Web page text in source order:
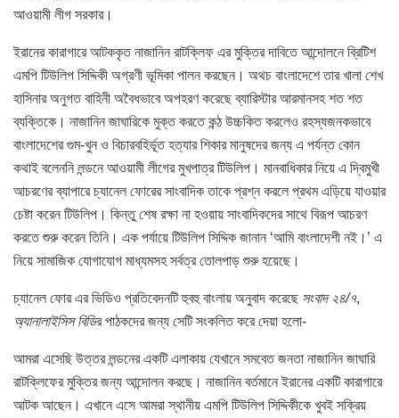
আওয়ামী লীগ সরকার।
ইরানের কারাগারে আটককৃত নাজানিন রাটক্লিফ এর মুক্তির দাবিতে আন্দোলনে ব্রিটিশ
এমপি টিউলিপ সিদ্দিকী অগ্রণী ভূমিকা পালন করছেন। অথচ বাংলাদেশে তার খালা শেখ
হাসিনার অনুগত বাহিনী অবৈধভাবে অপহরণ করেছে ব্যারিস্টার আরমানসহ শত শত
ব্যক্তিকে। নাজানিন জাঘারিকে মুক্ত করতে কন্ঠ উচ্চকিত করলেও রহস্যজনকভাবে
বাংলাদেশের গুম-খুন ও বিচারবহির্ভূত হত্যার শিকার মানুষদের জন্য এ পর্যন্ত কোন
কথাই বলেননি লন্ডনে আওয়ামী লীগের মুখপাত্র টিউলিপ। মানবাধিকার নিয়ে এ দ্বিমুখী
আচরণের ব্যাপারে চ্যানেল ফোরের সাংবাদিক তাকে প্রশ্ন করলে প্রথম এড়িয়ে যাওয়ার
চেষ্টা করেন টিউলিপ। কিন্তু শেষ রক্ষা না হওয়ায় সাংবাদিকদের সাথে বিরূপ আচরণ
করতে শুরু করেন তিনি। এক পর্যায়ে টিউলিপ সিদ্দিক জানান ‘আমি বাংলাদেশী নই।’ এ
নিয়ে সামাজিক যোগাযোগ মাধ্যমসহ সর্বত্র তোলপাড় শুরু হয়েছে।
চ্যানেল ফোর এর ভিডিও প্রতিবেদনটি হুবহু বাংলায় অনুবাদ করেছে সংবাদ ২৪/৭,
অ্যানালাইসিস বিডির পাঠকদের জন্য সেটি সংকলিত করে দেয়া হলো-
আমরা এসেছি উত্তর লন্ডনের একটি এলাকায় যেখানে সমবেত জনতা নাজানিন জাঘারি
রাটক্লিফের মুক্তির জন্য আন্দোলন করছে। নাজানিন বর্তমানে ইরানের একটি কারাগারে
আটক আছেন। এখানে এসে আমরা স্থানীয় এমপি টিউলিপ সিদ্দিকীকে খুবই সক্রিয়